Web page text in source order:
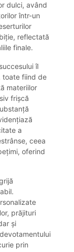
dulci, având
într-un
reflectată
finale.
îl
toate fiind de
materiilor
frișcă
a
ceea
oferind
prăjituri
și
prin